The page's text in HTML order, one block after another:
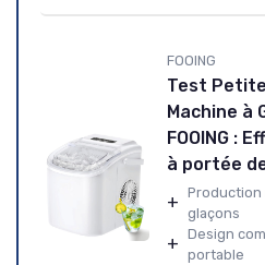
FOOING
Test Petite
Machine à
FOOING :
à portée
+ Production
glaçons
+ Design
portable